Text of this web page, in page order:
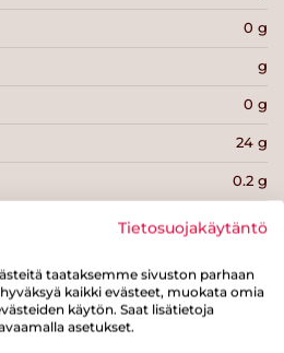
0 g
g
0 g
24 g
0.2 g
Jaa tuote
Tietosuojakäytäntö
taataksemme sivuston parhaan
kaikki evästeet, muokata omia
käytön. Saat lisätietoja
asetukset.